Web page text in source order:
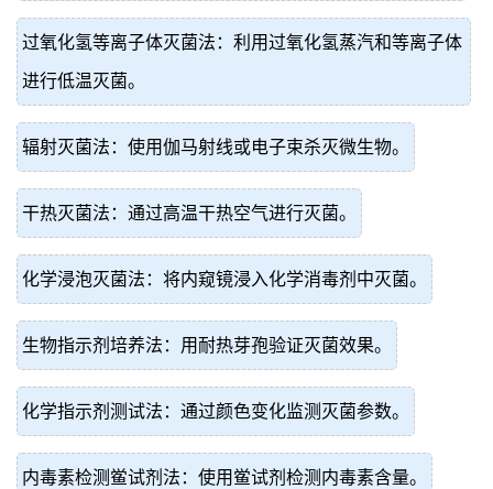
过氧化氢等离子体灭菌法：利用过氧化氢蒸汽和等离子体
进行低温灭菌。
辐射灭菌法：使用伽马射线或电子束杀灭微生物。
干热灭菌法：通过高温干热空气进行灭菌。
化学浸泡灭菌法：将内窥镜浸入化学消毒剂中灭菌。
生物指示剂培养法：用耐热芽孢验证灭菌效果。
化学指示剂测试法：通过颜色变化监测灭菌参数。
内毒素检测鲎试剂法：使用鲎试剂检测内毒素含量。